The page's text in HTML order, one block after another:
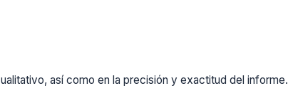
así como en la precisión y exactitud del informe.